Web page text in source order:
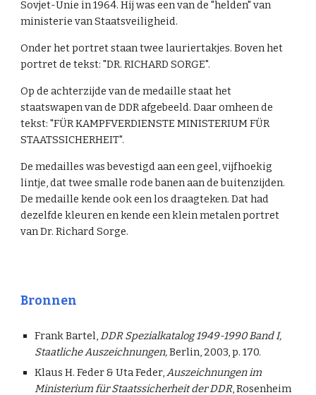
Sovjet-Unie in 1964. Hij was een van de "helden" van
ministerie van Staatsveiligheid.
Onder het portret staan twee lauriertakjes. Boven het
portret de tekst: "DR. RICHARD SORGE".
Op de achterzijde van de medaille staat het
staatswapen van de DDR afgebeeld. Daar omheen de
tekst: "FÜR KAMPFVERDIENSTE MINISTERIUM FÜR
STAATSSICHERHEIT".
De medailles was bevestigd aan een geel, vijfhoekig
lintje, dat twee smalle rode banen aan de buitenzijden.
De medaille kende ook een los draagteken. Dat had
dezelfde kleuren en kende een klein metalen portret
van Dr. Richard Sorge.
Bronnen
Frank Bartel,DDR Spezialkatalog 1949-1990 Band I,
Staatliche Auszeichnungen,Berlin, 2003, p. 170.
Klaus H. Feder & Uta Feder,Auszeichnungen im
Ministerium für Staatssicherheit der DDR, Rosenheim